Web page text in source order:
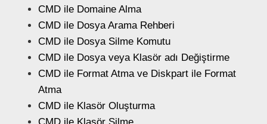
CMD ile Domaine Alma
CMD ile Dosya Arama Rehberi
CMD ile Dosya Silme Komutu
CMD ile Dosya veya Klasör adı Değiştirme
CMD ile Format Atma ve Diskpart ile Format
Atma
CMD ile Klasör Oluşturma